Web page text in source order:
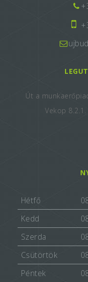
Út a
Vekop
Hétfő
Kedd
Szerda
Csütörtök
Péntek